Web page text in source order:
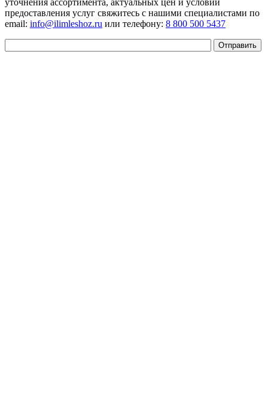
уточнения ассортимента, актуальных цен и условий
предоставления услуг свяжитесь с нашими специалистами по
email: info@ilimleshoz.ru или телефону: 8 800 500 5437